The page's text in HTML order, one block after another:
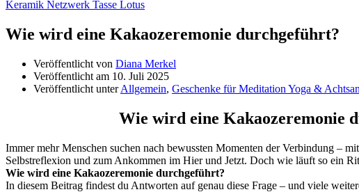
Wie wird eine Kakaozeremonie durchgeführt?
Veröffentlicht von Diana Merkel
Veröffentlicht am 10. Juli 2025
Veröffentlicht unterAllgemein, Geschenke für Meditation Yoga &
Wie wird eine Kakaozeremonie
Immer mehr Menschen suchen nach bewussten Momenten der Verbindung –
Selbstreflexion und zum Ankommen im Hier und Jetzt. Doch wie läuft so ein
Wie wird eine Kakaozeremonie durchgeführt?
In diesem Beitrag findest du Antworten auf genau diese Frage – und viele